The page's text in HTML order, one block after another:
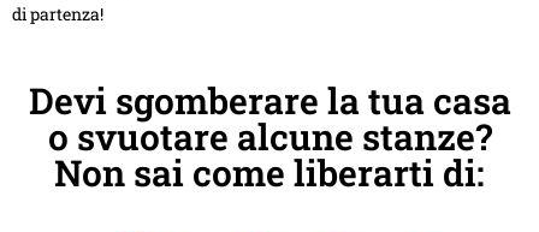
di partenza!
Devi sgomberare la tua casa
o svuotare alcune stanze?
Non sai come liberarti di: